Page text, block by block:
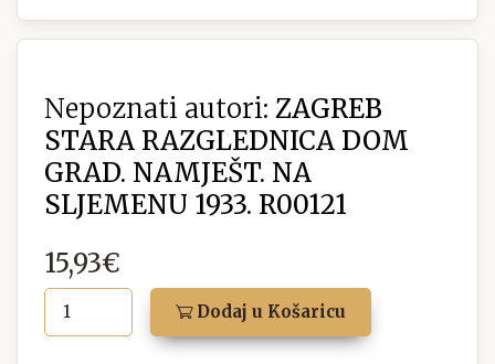
Nepoznati autori: ZAGREB
STARA RAZGLEDNICA DOM
GRAD. NAMJEŠT. NA
SLJEMENU 1933. R00121
15,93€
Dodaj u Košaricu